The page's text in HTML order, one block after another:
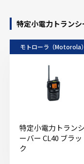
特定小電力トランシ
モトローラ（Motorola）
特定小電力トランシ
ーバー CL40 ブラッ
ク